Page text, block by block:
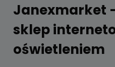
Janexmarket
sklep
oświetleniem